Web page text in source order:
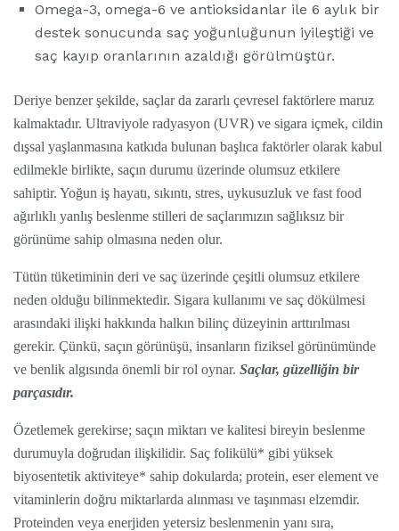
Omega-3, omega-6 ve antioksidanlar ile 6 aylık bir
destek sonucunda saç yoğunluğunun iyileştiği ve
saç kayıp oranlarının azaldığı görülmüştür.
Deriye benzer şekilde, saçlar da zararlı çevresel faktörlere maruz
kalmaktadır. Ultraviyole radyasyon (UVR) ve sigara içmek, cildin
dışsal yaşlanmasına katkıda bulunan başlıca faktörler olarak kabul
edilmekle birlikte, saçın durumu üzerinde olumsuz etkilere
sahiptir. Yoğun iş hayatı, sıkıntı, stres, uykusuzluk ve fast food
ağırlıklı yanlış beslenme stilleri de saçlarımızın sağlıksız bir
görünüme sahip olmasına neden olur.
Tütün tüketiminin deri ve saç üzerinde çeşitli olumsuz etkilere
neden olduğu bilinmektedir. Sigara kullanımı ve saç dökülmesi
arasındaki ilişki hakkında halkın bilinç düzeyinin arttırılması
gerekir. Çünkü, saçın görünüşü, insanların fiziksel görünümünde
ve benlik algısında önemli bir rol oynar. Saçlar, güzelliğin bir
parçasıdır.
Özetlemek gerekirse; saçın miktarı ve kalitesi bireyin beslenme
durumuyla doğrudan ilişkilidir. Saç folikülü* gibi yüksek
biyosentetik aktiviteye* sahip dokularda; protein, eser element ve
vitaminlerin doğru miktarlarda alınması ve taşınması elzemdir.
Proteinden veya enerjiden yetersiz beslenmenin yanı sıra,